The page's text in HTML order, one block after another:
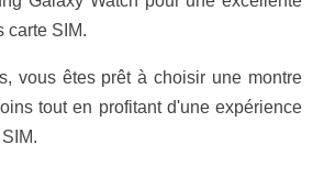
carte SIM.
vous êtes prêt à choisir une montre
tout en profitant d'une expérience